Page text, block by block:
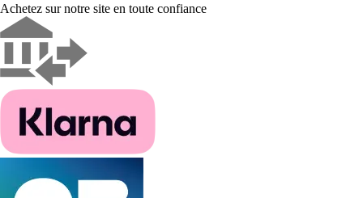
Achetez sur notre site en toute confiance